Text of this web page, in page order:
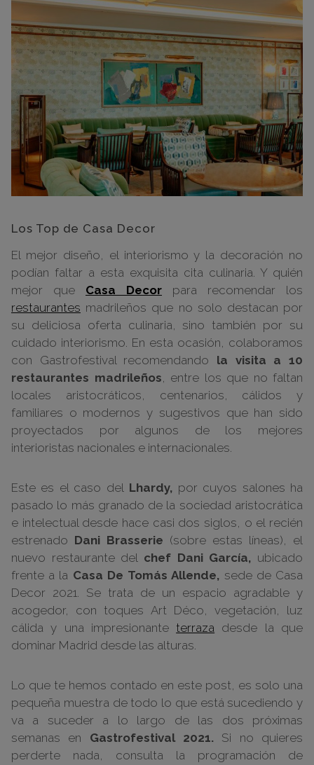
Los Top de Casa Decor
El mejor diseño, el interiorismo y la decoración no
podían faltar a esta exquisita cita culinaria. Y quién
mejor que Casa Decor para recomendar los
restaurantes madrileños que no solo destacan por
su deliciosa oferta culinaria, sino también por su
cuidado interiorismo. En esta ocasión, colaboramos
con Gastrofestival recomendando la visita a 10
restaurantes madrileños, entre los que no faltan
locales aristocráticos, centenarios, cálidos y
familiares o modernos y sugestivos que han sido
proyectados por algunos de los mejores
interioristas nacionales e internacionales.
Este es el caso del Lhardy, por cuyos salones ha
pasado lo más granado de la sociedad aristocrática
e intelectual desde hace casi dos siglos, o el recién
estrenado Dani Brasserie (sobre estas líneas), el
nuevo restaurante del chef Dani García, ubicado
frente a la Casa De Tomás Allende, sede de Casa
Decor 2021. Se trata de un espacio agradable y
acogedor, con toques Art Déco, vegetación, luz
cálida y una impresionante terraza desde la que
dominar Madrid desde las alturas.
Lo que te hemos contado en este post, es solo una
pequeña muestra de todo lo que está sucediendo y
va a suceder a lo largo de las dos próximas
semanas en Gastrofestival 2021. Si no quieres
perderte nada, consulta la programación de